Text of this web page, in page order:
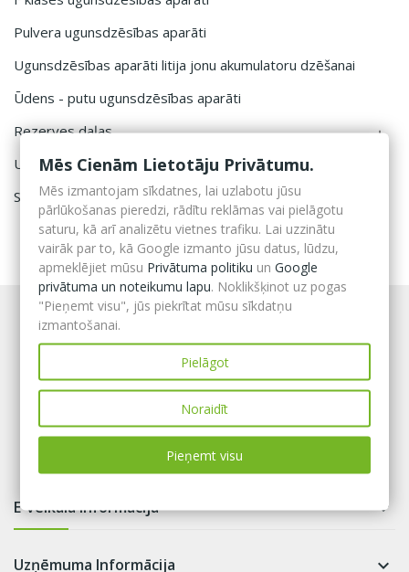
Pulvera ugunsdzēsības aparāti
Ugunsdzēsības aparāti litija jonu akumulatoru dzēšanai
Ūdens - putu ugunsdzēsības aparāti
Rezerves daļas

Ugunsdzēsības aparātu aksesuāri
Saules paneļu darbības bloķētājs
E-veikala informācija 
Uzņēmuma Informācija 
Mēs Cienām Lietotāju Privātumu.
Mēs izmantojam sīkdatnes, lai uzlabotu jūsu
pārlūkošanas pieredzi, rādītu reklāmas vai pielāgotu
saturu, kā arī analizētu vietnes trafiku. Lai uzzinātu
vairāk par to, kā Google izmanto jūsu datus, lūdzu,
apmeklējiet mūsu Privātuma politiku unGoogle
privātuma un noteikumu lapu. Noklikšķinot uz pogas
"Pieņemt visu", jūs piekrītat mūsu sīkdatņu
izmantošanai.
Pielāgot
Noraidīt
Pieņemt visu